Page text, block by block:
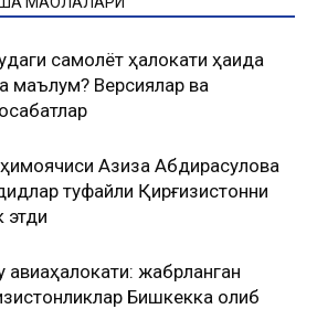
самолёт ҳалокати ҳақида
маълум? Версиялар ва
ҳимоячиси Азиза Абдирасулова
туфайли Қирғизистонни
этди
авиаҳалокати: жабрланган
Бишкекка олиб